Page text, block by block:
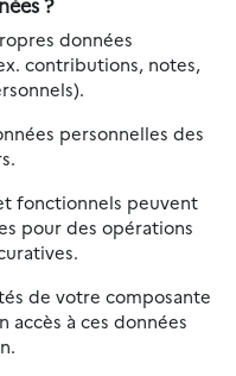
données
contributions, notes,
personnelles des
fonctionnels peuvent
pour des opérations
de votre composante
accès à ces données